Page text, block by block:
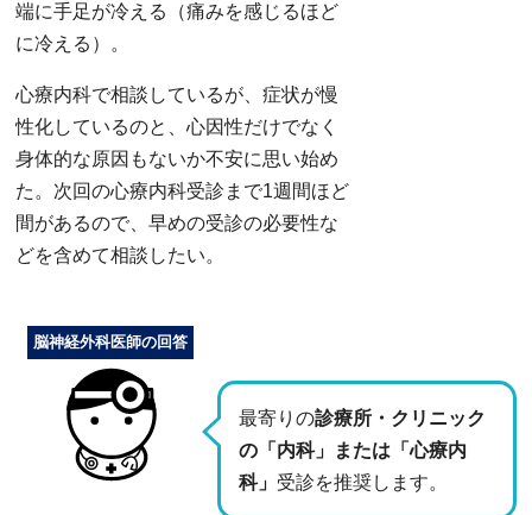
端に手足が冷える（痛みを感じるほど
に冷える）。
心療内科で相談しているが、症状が慢
性化しているのと、心因性だけでなく
身体的な原因もないか不安に思い始め
た。次回の心療内科受診まで1週間ほど
間があるので、早めの受診の必要性な
どを含めて相談したい。
最寄りの診療所・クリニック
の「内科」または「心療内
科」 受診を推奨します。
脳神経外科医師の回答